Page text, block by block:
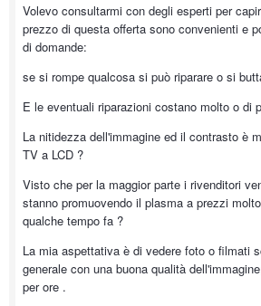
Volevo consultarmi con degli esperti per
prezzo di questa offerta sono convenienti e
di domande:
se si rompe qualcosa si può riparare o si
E le eventuali riparazioni costano molto o di
La nitidezza dell'immagine ed il contrasto è
TV a LCD ?
Visto che per la maggior parte i rivenditori
stanno promuovendo il plasma a prezzi
qualche tempo fa ?
La mia aspettativa è di vedere foto o filmati
generale con una buona qualità
per ore .